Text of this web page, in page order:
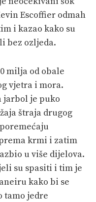
Escoffier odmah
i kazao kako su
bez ozljeda.
milja od obale
vjetra i mora.
jarbol je puko
štraja drugog
krmi i zatim
u više dijelova.
su spasiti i tim je
kako bi se
tamo jedre